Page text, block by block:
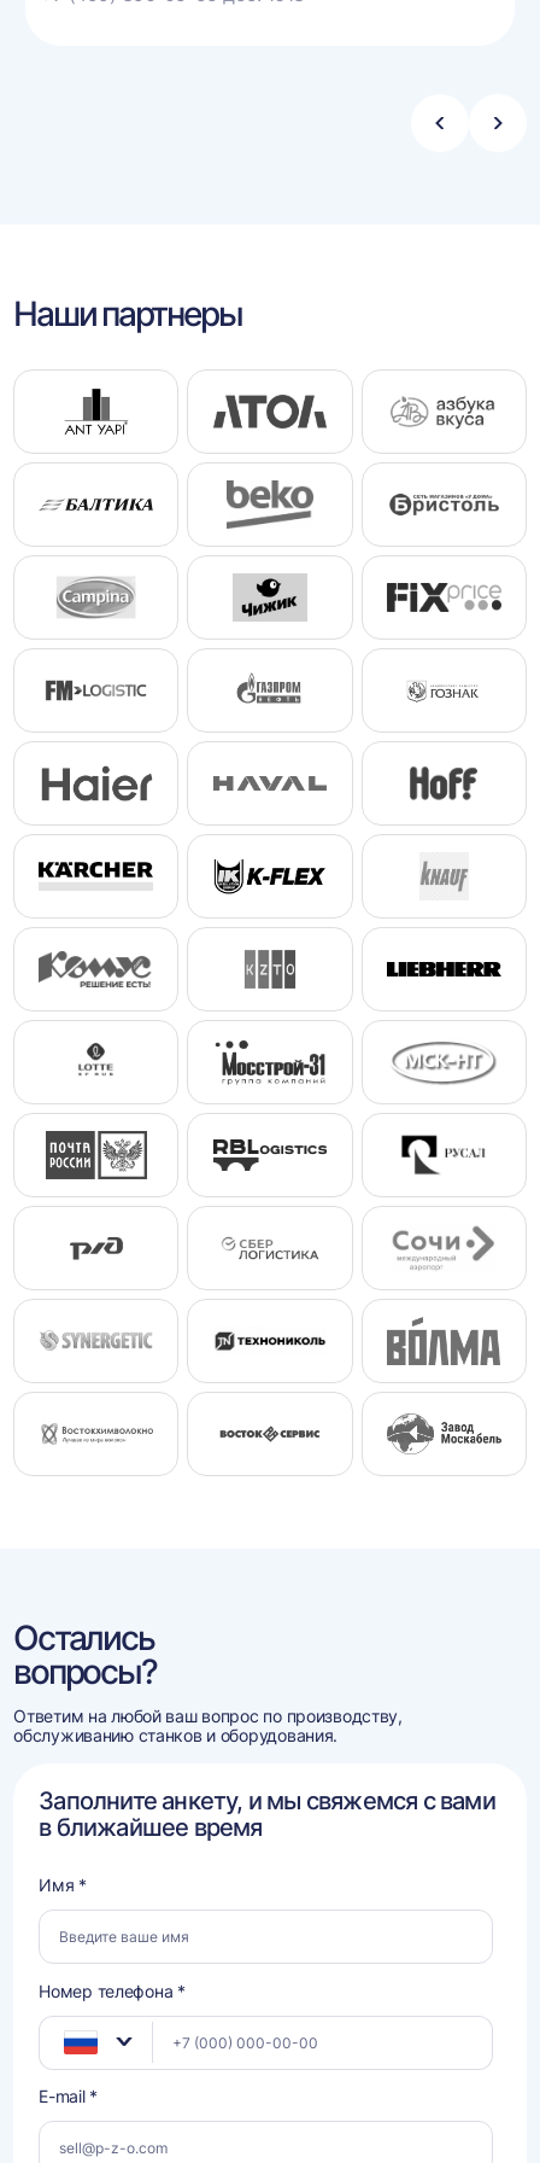
Стрелка
Наши партнеры
Остались
вопросы?
Ответим на любой ваш вопрос по производству,
обслуживанию станков и оборудования.
Заполните анкету, и мы свяжемся с вами
в ближайшее время
Имя *
Номер телефона *
E-mail *